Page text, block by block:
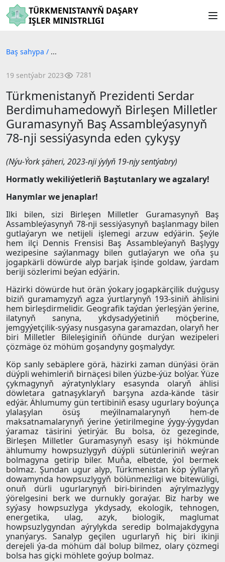
TÜRKMENISTANYŇ DAŞARY
IŞLER MINISTRLIGI
Baş sahypa / ...
19 sentýabr 2023 7281
Türkmenistanyň Prezidenti Serdar
Berdimuhamedowyň Birleşen Milletler
Guramasynyň Baş Assambleýasynyň
78-nji sessiýasynda eden çykyşy
(Nýu-Ýork şäheri, 2023-nji ýylyň 19-njy sentýabry)
Hormatly wekiliýetleriň Baştutanlary we agzalary!
Hanymlar we jenaplar!
Ilki bilen, sizi Birleşen Milletler Guramasynyň Baş
Assambleýasynyň 78-nji sessiýasynyň başlanmagy bilen
gutlaýaryn we netijeli işlemegi arzuw edýärin. Şeýle
hem ilçi Dennis Frensisi Baş Assambleýanyň Başlygy
wezipesine saýlanmagy bilen gutlaýaryn we oňa şu
jogapkärli döwürde alyp barjak işinde goldaw, ýardam
beriji sözlerimi beýan edýärin.
Häzirki döwürde hut örän ýokary jogapkärçilik duýgusy
biziň guramamyzyň agza ýurtlarynyň 193-siniň ählisini
hem birleşdirmelidir. Geografik taýdan ýerleşýän ýerine,
ilatynyň sanyna, ykdysadyýetiniň möçberine,
jemgyýetçilik-syýasy nusgasyna garamazdan, olaryň her
biri Milletler Bileleşiginiň öňünde durýan wezipeleri
çözmäge öz möhüm goşandyny goşmalydyr.
Köp sanly sebäplere görä, häzirki zaman dünýäsi örän
düýpli wehimleriň birnäçesi bilen ýüzbe-ýüz bolýar. Ýüze
çykmagynyň aýratynlyklary esasynda olaryň ählisi
döwletara gatnaşyklaryň barşyna azda-kände täsir
edýär. Ählumumy gün tertibiniň esasy ugurlary boýunça
ylalaşylan ösüş meýilnamalarynyň hem-de
maksatnamalarynyň ýerine ýetirilmegine ýygy-ýygydan
ýaramaz täsirini ýetirýär. Bu bolsa, öz gezeginde,
Birleşen Milletler Guramasynyň esasy işi hökmünde
ählumumy howpsuzlygyň düýpli sütünleriniň weýran
bolmagyna getirip biler. Muňa, elbetde, ýol bermek
bolmaz. Şundan ugur alyp, Türkmenistan köp ýyllaryň
dowamynda howpsuzlygyň bölünmezligi we bitewüligi,
onuň dürli ugurlarynyň biri-birinden aýrylmazlygy
ýörelgesini berk we durnukly goraýar. Biz harby we
syýasy howpsuzlyga ykdysady, ekologik, tehnogen,
energetika, ulag, azyk, biologik, maglumat
howpsuzlygyndan aýrylykda seredip bolmajakdygyna
ynanýarys. Sanalyp geçilen ugurlaryň hiç biri ikinji
derejeli ýa-da möhüm däl bolup bilmez, olary çözmegi
bolsa has giçki möhlete goýup bolmaz.